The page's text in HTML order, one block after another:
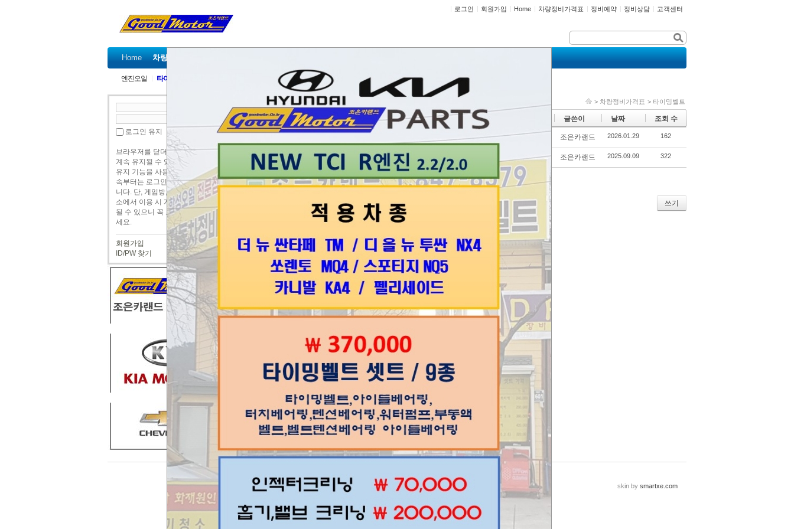
로그인 회원가입 Home 차량정비가격표 정비예약 정비상담 고객센터
Home 차량정비가격표
엔진오일 타이밍벨트
로그인 유지
브라우저를 닫더라도 로그인이
계속 유지될 수 있습니다. 로그인
유지 기능을 사용할 경우 다음 접
속부터는 로그인할 필요가 없습
니다. 단, 게임방, 학교 등 공공장
소에서 이용 시 개인정보가 유출
될 수 있으니 꼭 로그아웃을 해주
세요.
회원가입
ID/PW 찾기
> 차량정비가격표 > 타이밍벨트
번호 제목 글쓴이 날짜 조회 수
2 조은카랜드 2026.01.29 162
1 현대 타이밍벨트 가격표 조은카랜드 2025.09.09 322
첫 페이지 1 끝 페이지
쓰기
검색
Home 차량정비가격표 정비예약 정비상담 고객센터
skin by smartxe.com
경기도 양주시 부흥로 1601
전화번호 : 031-847-8579, 팩스번호 : 0505-407-0001